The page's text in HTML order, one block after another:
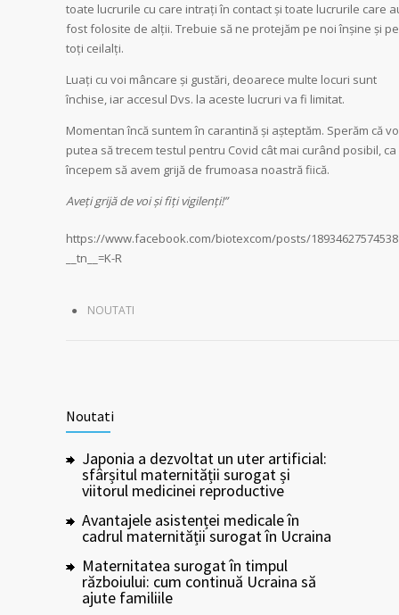
toate lucrurile cu care intrați în contact și toate lucrurile care
fost folosite de alții. Trebuie să ne protejăm pe noi înșine și pe
toți ceilalți.
Luați cu voi mâncare și gustări, deoarece multe locuri sunt
închise, iar accesul Dvs. la aceste lucruri va fi limitat.
Momentan încă suntem în carantină și așteptăm. Sperăm că
putea să trecem testul pentru Covid cât mai curând posibil, ca
începem să avem grijă de frumoasa noastră fiică.
Aveți grijă de voi și fiți vigilenți!”
https://www.facebook.com/biotexcom/posts/
__tn__=K-R
NOUTATI
Noutati
Japonia a dezvoltat un uter artificial:
sfârșitul maternității surogat și
viitorul medicinei reproductive
Avantajele asistenței medicale în
cadrul maternității surogat în Ucraina
Maternitatea surogat în timpul
războiului: cum continuă Ucraina să
ajute familiile